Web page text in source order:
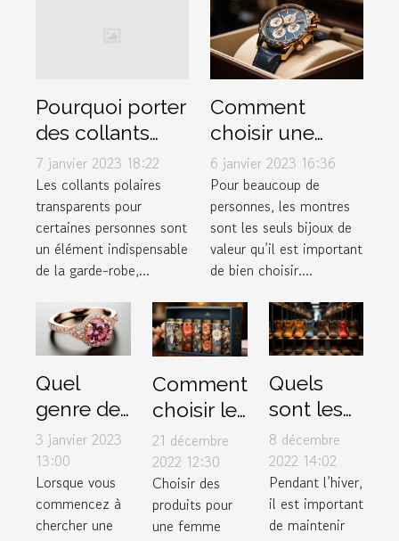
Pourquoi porter
des collants
polaires
transparents ?
7 janvier 2023 18:22
Les collants polaires
transparents pour
certaines personnes sont
un élément indispensable
de la garde-robe,...
Comment
choisir une
montre de luxe
?
6 janvier 2023 16:36
Pour beaucoup de
personnes, les montres
sont les seuls bijoux de
valeur qu’il est important
de bien choisir....
Quel
genre de
bague de
fiançailles
faut-il
offrir à sa
3 janvier 2023
13:00
Lorsque vous
commencez à
chercher une
Comment
choisir le
meilleur
box pour
femme ?
21 décembre
2022 12:30
Choisir des
produits pour
une femme
Quels
sont les
critères
de choix
d’une
parfaite
8 décembre
2022 14:02
Pendant l’hiver,
il est important
de maintenir